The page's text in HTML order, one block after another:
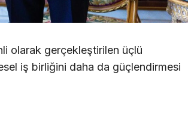
olarak gerçekleştirilen üçlü
iş birliğini daha da güçlendirmesi